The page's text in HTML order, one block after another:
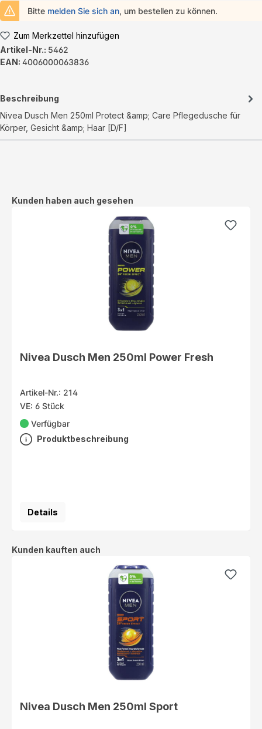
Bitte melden Sie sich an, um bestellen zu können.
Zum Merkzettel hinzufügen
Artikel-Nr.: 5462
EAN: 4006000063836
Beschreibung
Nivea Dusch Men 250ml Protect &amp; Care Pflegedusche für
Körper, Gesicht &amp; Haar [D/F]
Produktgalerie überspringen
Kunden haben auch gesehen
Nivea Dusch Men 250ml Power Fresh
Artikel-Nr.: 214
VE: 6 Stück
Verfügbar
Produktbeschreibung
Details
Produktgalerie überspringen
Kunden kauften auch
Nivea Dusch Men 250ml Sport